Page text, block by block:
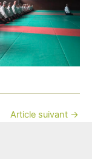
Article suivant →